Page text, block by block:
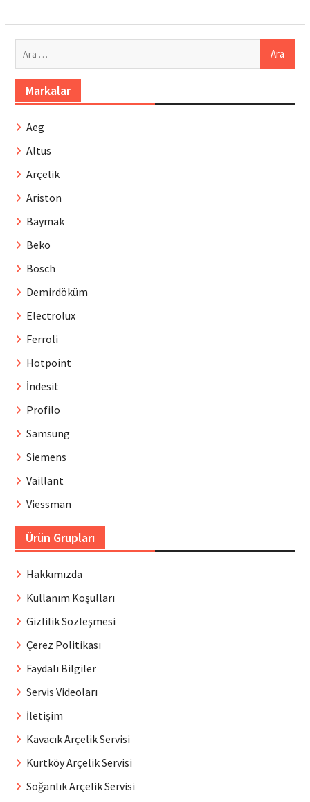
Markalar
Aeg
Altus
Arçelik
Ariston
Baymak
Beko
Bosch
Demirdöküm
Electrolux
Ferroli
Hotpoint
İndesit
Profilo
Samsung
Siemens
Vaillant
Viessman
Ürün Grupları
Hakkımızda
Kullanım Koşulları
Gizlilik Sözleşmesi
Çerez Politikası
Faydalı Bilgiler
Servis Videoları
İletişim
Kavacık Arçelik Servisi
Kurtköy Arçelik Servisi
Soğanlık Arçelik Servisi